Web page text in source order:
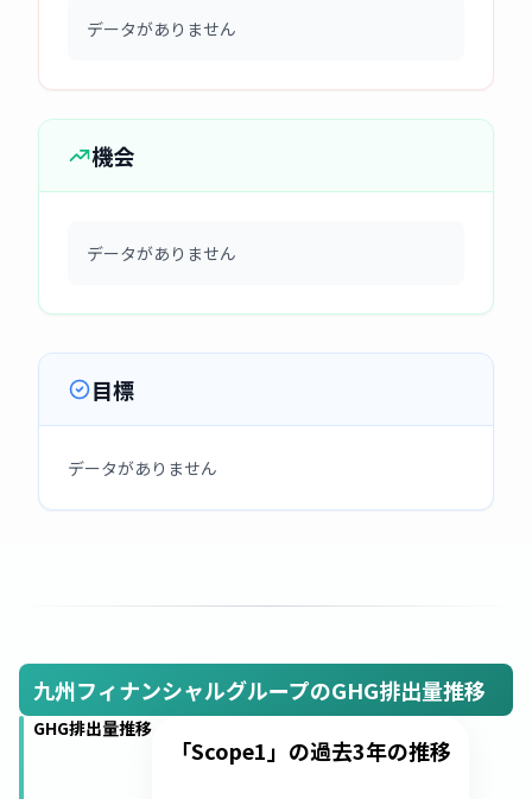
データがありません
機会
データがありません
目標
データがありません
九州フィナンシャルグループのGHG排出量推移
GHG排出量推移
「Scope1」の過去3年の推移